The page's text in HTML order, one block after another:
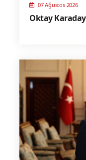
07 Ağustos 2026
Oktay